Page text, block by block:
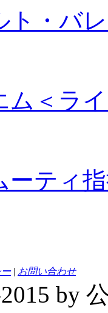
ト・バ
ム＜ラ
ーティ
| お問い合わせ
by